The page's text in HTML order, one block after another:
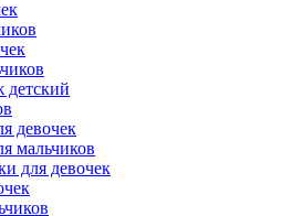
детский
девочек
мальчиков
для девочек